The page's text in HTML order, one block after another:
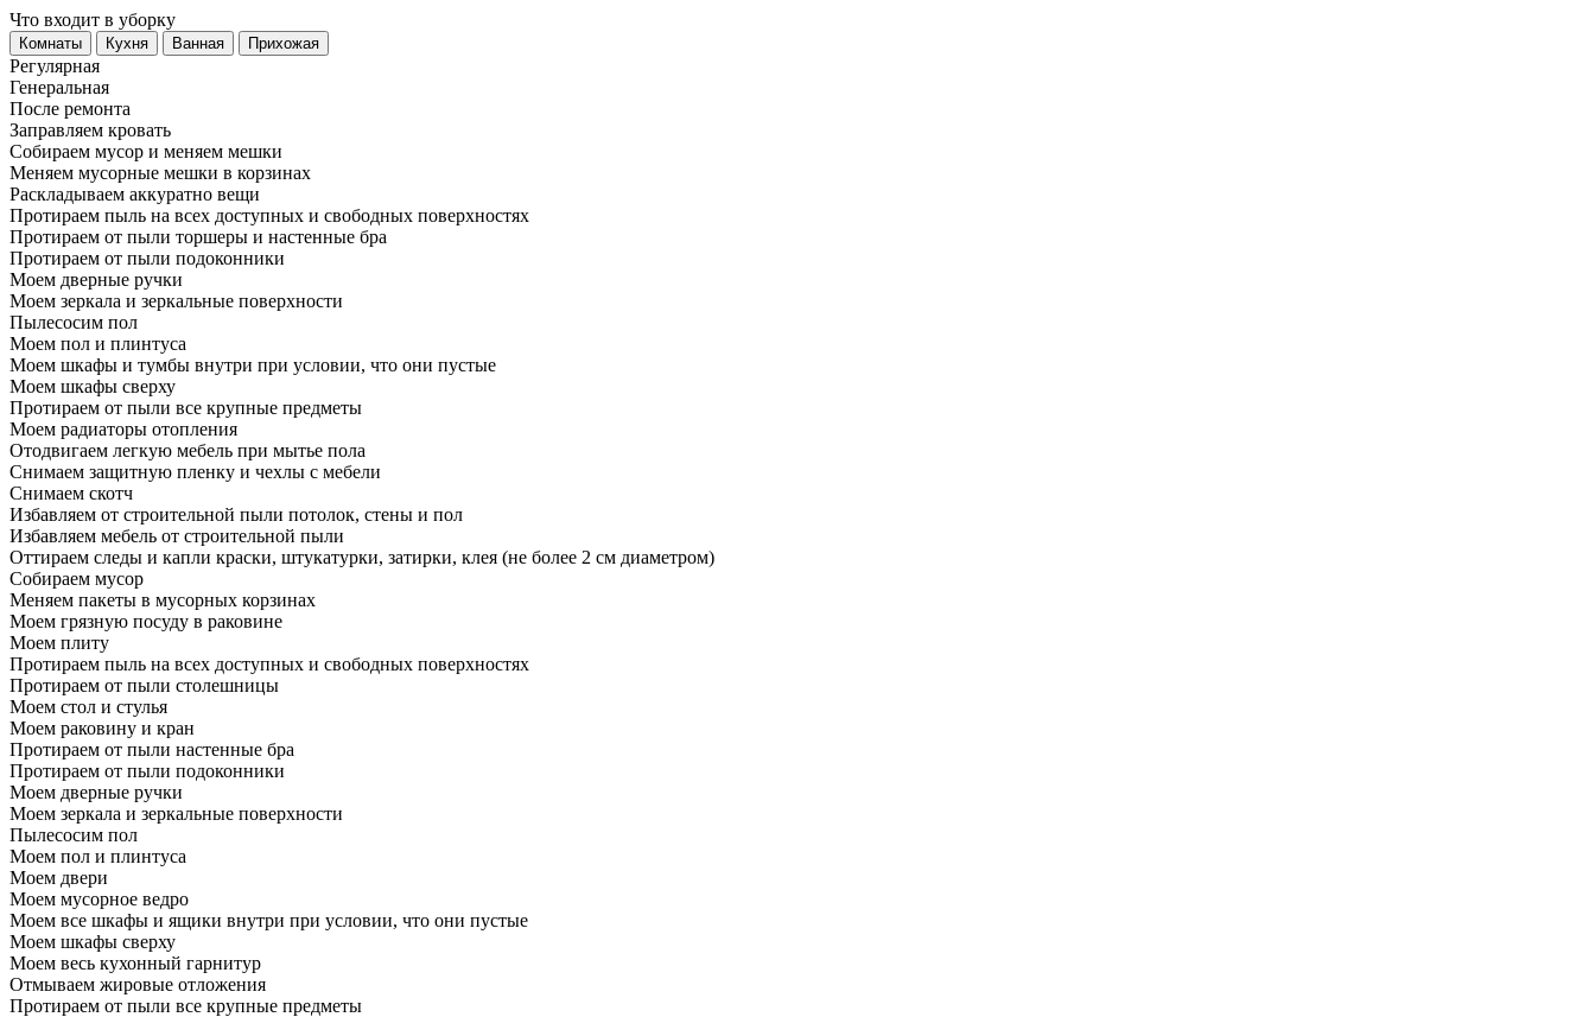
Что входит в уборку
Регу­лярная
Гене­ральная
После ремонта
Заправляем кровать
Собираем мусор и меняем мешки
Меняем мусорные мешки в корзинах
Раскладываем аккуратно вещи
Протираем пыль на всех доступных и свободных поверхностях
Протираем от пыли торшеры и настенные бра
Протираем от пыли подоконники
Моем дверные ручки
Моем зеркала и зеркальные поверхности
Пылесосим пол
Моем пол и плинтуса
Моем шкафы и тумбы внутри при условии, что они пустые
Моем шкафы сверху
Протираем от пыли все крупные предметы
Моем радиаторы отопления
Отодвигаем легкую мебель при мытье пола
Снимаем защитную пленку и чехлы с мебели
Снимаем скотч
Избавляем от строительной пыли потолок, стены и пол
Избавляем мебель от строительной пыли
Оттираем следы и капли краски, штукатурки, затирки, клея (не более 2 см диаметром)
Собираем мусор
Меняем пакеты в мусорных корзинах
Моем грязную посуду в раковине
Моем плиту
Протираем пыль на всех доступных и свободных поверхностях
Протираем от пыли столешницы
Моем стол и стулья
Моем раковину и кран
Протираем от пыли настенные бра
Протираем от пыли подоконники
Моем дверные ручки
Моем зеркала и зеркальные поверхности
Пылесосим пол
Моем пол и плинтуса
Моем двери
Моем мусорное ведро
Моем все шкафы и ящики внутри при условии, что они пустые
Моем шкафы сверху
Моем весь кухонный гарнитур
Отмываем жировые отложения
Протираем от пыли все крупные предметы